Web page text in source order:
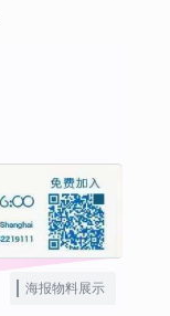
海报物料展示